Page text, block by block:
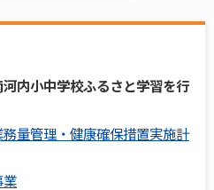
河内小中学校ふるさと学習を行
量管理・健康確保措置実施計
業